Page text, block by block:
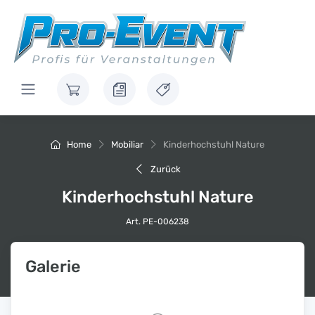
Home Mobiliar Kinderhochstuhl Nature
Zurück
Kinderhochstuhl Nature
Art. PE-006238
Galerie